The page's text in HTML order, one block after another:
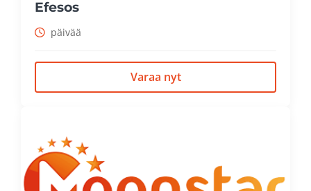
Efesos
päivää
Varaa nyt